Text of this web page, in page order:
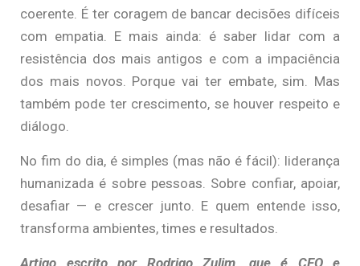
coerente. É ter coragem de bancar decisões difíceis
com empatia. E mais ainda: é saber lidar com a
resistência dos mais antigos e com a impaciência
dos mais novos. Porque vai ter embate, sim. Mas
também pode ter crescimento, se houver respeito e
diálogo.
No fim do dia, é simples (mas não é fácil): liderança
humanizada é sobre pessoas. Sobre confiar, apoiar,
desafiar — e crescer junto. E quem entende isso,
transforma ambientes, times e resultados.
Artigo escrito por Rodrigo Zulim, que é CFO e